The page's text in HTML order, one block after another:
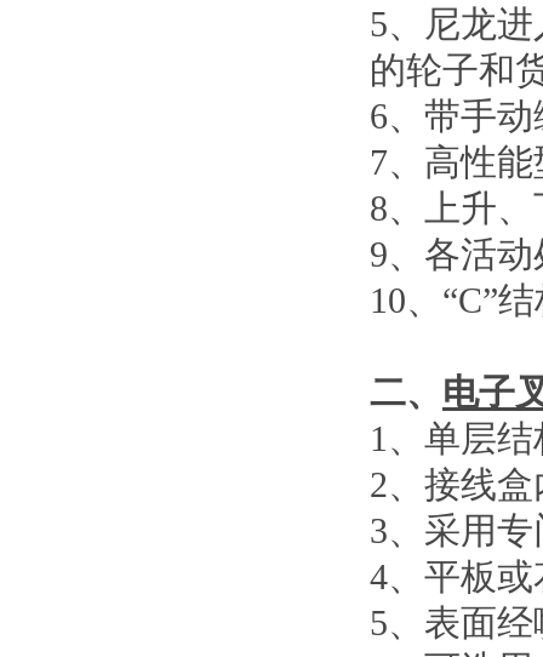
5、 尼龙
的轮子和
6、 带手
7、 高性
8、 上升
9、 各活
10、 “C”结
二、 电子
1、单层
2、接线
3、采用
4、平板
5、表面